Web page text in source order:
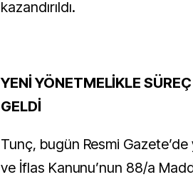
kazandırıldı.
YENİ YÖNETMELİKLE
GELDİ
Tunç, bugün Resmi Gazete’de
ve İflas Kanunu’nun 88/a